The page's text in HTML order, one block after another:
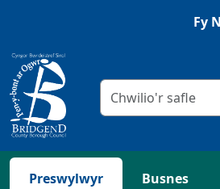
Fy
Meini prawf chwilio
Preswylwyr Busnes